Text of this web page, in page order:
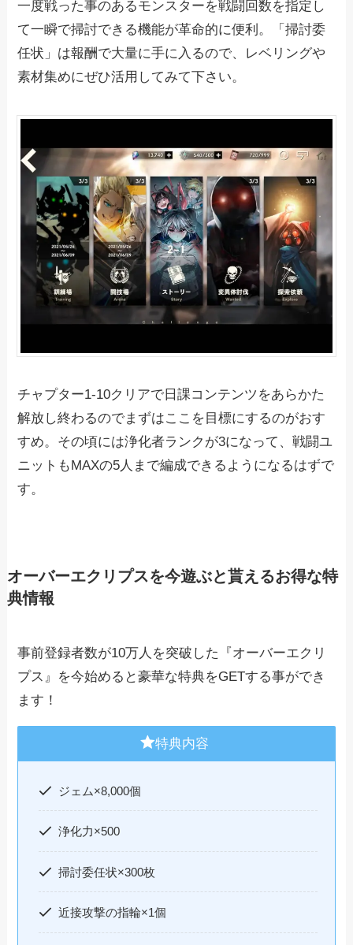
一度戦った事のあるモンスターを戦闘回数を指定し
て一瞬で掃討できる機能が革命的に便利。「掃討委
任状」は報酬で大量に手に入るので、レベリングや
素材集めにぜひ活用してみて下さい。
チャプター1-10クリアで日課コンテンツをあらかた
解放し終わるのでまずはここを目標にするのがおす
すめ。その頃には浄化者ランクが3になって、戦闘ユ
ニットもMAXの5人まで編成できるようになるはずで
す。
オーバーエクリプスを今遊ぶと貰えるお得な特
典情報
事前登録者数が10万人を突破した『オーバーエクリ
プス』を今始めると豪華な特典をGETする事ができ
ます！
特典内容
ジェム×8,000個
浄化力×500
掃討委任状×300枚
近接攻撃の指輪×1個